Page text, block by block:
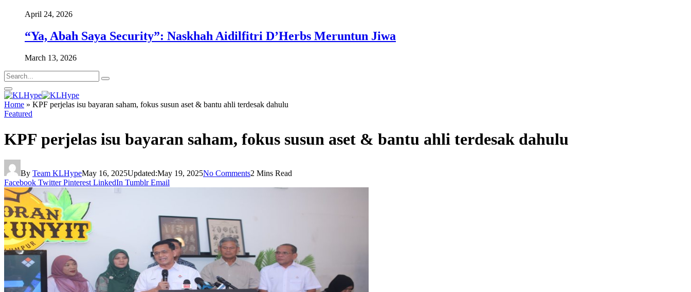
April 24, 2026
“Ya, Abah Saya Security”: Naskhah Aidilfitri D’Herbs Meruntun Jiwa
March 13, 2026
Home » KPF perjelas isu bayaran saham, fokus susun aset & bantu ahli terdesak dahulu
Featured
KPF perjelas isu bayaran saham, fokus susun aset & bantu ahli terdesak dahulu
By Team KLHypeMay 16, 2025Updated:May 19, 2025No Comments2 Mins Read
Facebook Twitter Pinterest LinkedIn Tumblr Email